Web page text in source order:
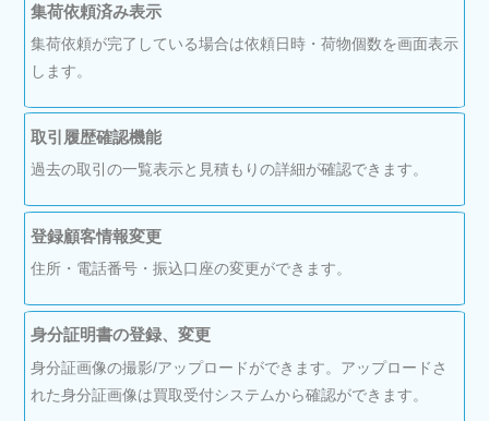
集荷依頼済み表示
集荷依頼が完了している場合は依頼日時・荷物個数を画面表示
します。
取引履歴確認機能
過去の取引の一覧表示と見積もりの詳細が確認できます。
登録顧客情報変更
住所・電話番号・振込口座の変更ができます。
身分証明書の登録、変更
身分証画像の撮影/アップロードができます。アップロードさ
れた身分証画像は買取受付システムから確認ができます。